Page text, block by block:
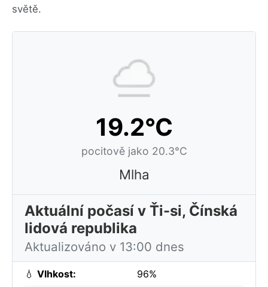
světě.
19.2°C
pocitově jako 20.3°C
Mlha
Aktuální počasí v Ťi-si, Čínská
lidová republika
Aktualizováno v 13:00 dnes
💧 Vlhkost: 96%